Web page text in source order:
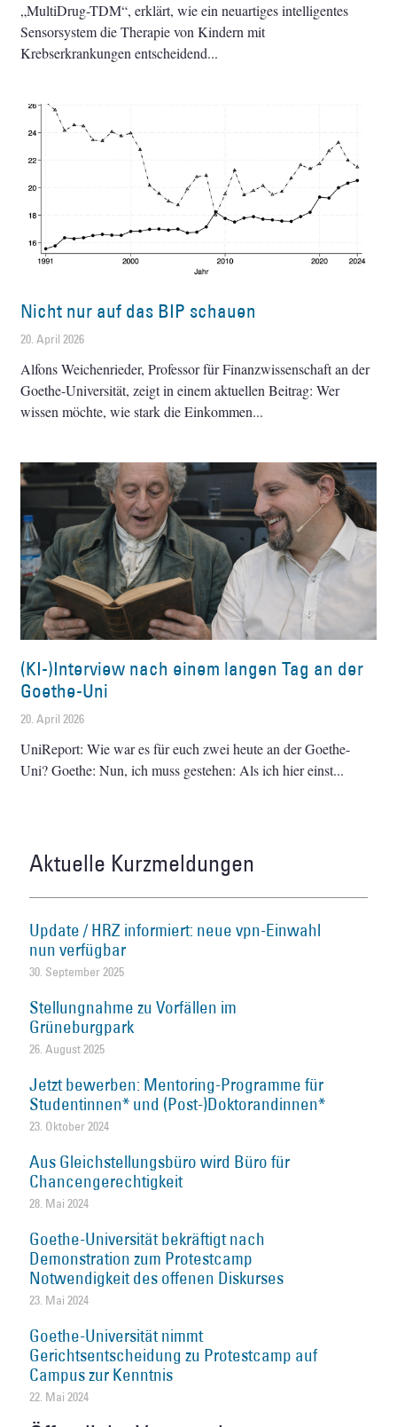
„MultiDrug-TDM“, erklärt, wie ein neuartiges intelligentes
Sensorsystem die Therapie von Kindern mit
Krebserkrankungen entscheidend
Nicht nur auf das BIP schauen
20. April 2026
Alfons Weichenrieder, Professor für Finanzwissenschaft an der
Goethe-Universität, zeigt in einem aktuellen Beitrag: Wer
wissen möchte, wie stark die Einkommen
(KI-)Interview nach einem langen Tag an der
Goethe-Uni
20. April 2026
UniReport: Wie war es für euch zwei heute an der Goethe-
Uni? Goethe: Nun, ich muss gestehen: Als ich hier einst
Aktuelle Kurzmeldungen
Update / HRZ informiert: neue vpn-Einwahl
nun verfügbar
30. September 2025
Stellungnahme zu Vorfällen im
Grüneburgpark
26. August 2025
Jetzt bewerben: Mentoring-Programme für
Studentinnen* und (Post-)Doktorandinnen*
23. Oktober 2024
Aus Gleichstellungsbüro wird Büro für
Chancengerechtigkeit
28. Mai 2024
Goethe-Universität bekräftigt nach
Demonstration zum Protestcamp
Notwendigkeit des offenen Diskurses
23. Mai 2024
Goethe-Universität nimmt
Gerichtsentscheidung zu Protestcamp auf
Campus zur Kenntnis
22. Mai 2024